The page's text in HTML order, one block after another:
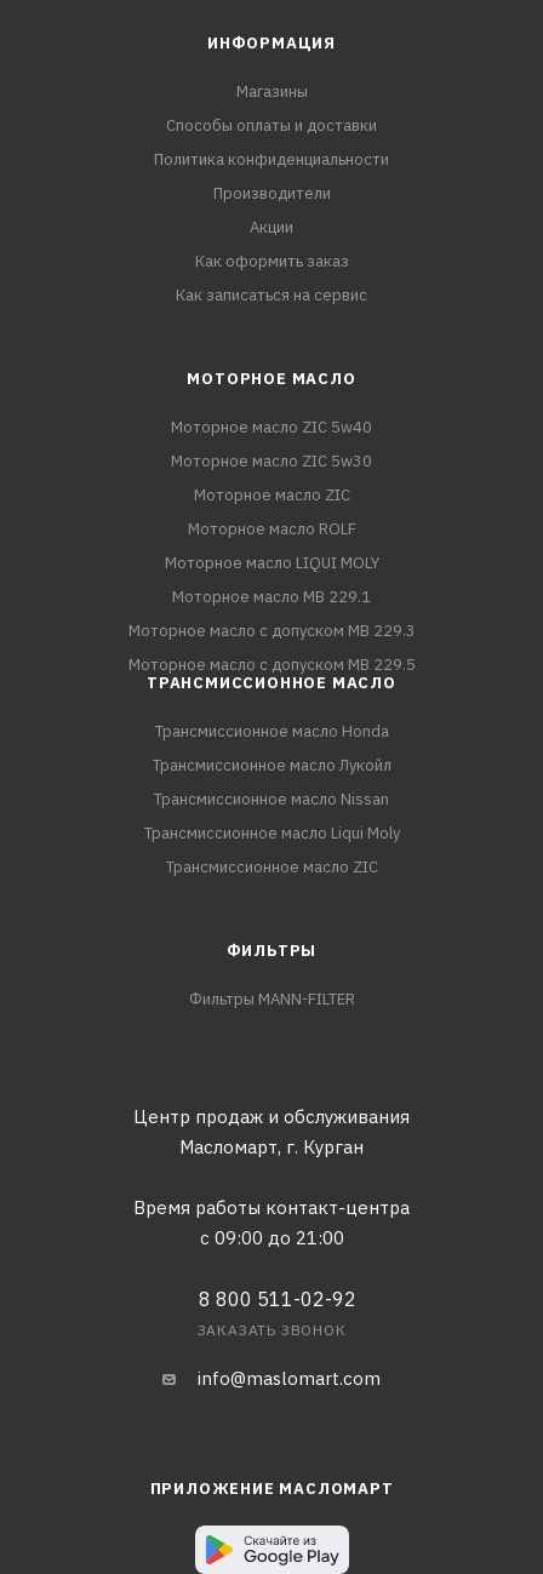
ИНФОРМАЦИЯ
Магазины
Способы оплаты и доставки
Политика конфиденциальности
Производители
Акции
Как оформить заказ
Как записаться на сервис
МОТОРНОЕ МАСЛО
Моторное масло ZIC 5w40
Моторное масло ZIC 5w30
Моторное масло ZIC
Моторное масло ROLF
Моторное масло LIQUI MOLY
Моторное масло MB 229.1
Моторное масло с допуском MB 229.3
Моторное масло с допуском MB 229.5
ТРАНСМИССИОННОЕ МАСЛО
Трансмиссионное масло Honda
Трансмиссионное масло Лукойл
Трансмиссионное масло Nissan
Трансмиссионное масло Liqui Moly
Трансмиссионное масло ZIC
ФИЛЬТРЫ
Фильтры MANN-FILTER
Центр продаж и обслуживания
Масломарт, г. Курган
Время работы контакт-центра
с 09:00 до 21:00
8 800 511-02-92
ЗАКАЗАТЬ ЗВОНОК
info@maslomart.com
ПРИЛОЖЕНИЕ МАСЛОМАРТ